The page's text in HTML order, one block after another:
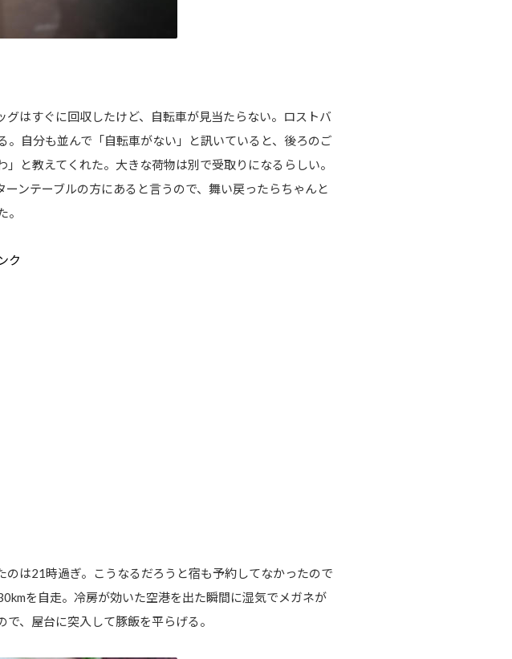
はすぐに回収したけど、自転車が見当たらない。ロストバ
自分も並んで「自転車がない」と訊いていると、後ろのご
と教えてくれた。大きな荷物は別で受取りになるらしい。
ンテーブルの方にあると言うので、舞い戻ったらちゃんと
ク
は21時過ぎ。こうなるだろうと宿も予約してなかったので
を自走。冷房が効いた空港を出た瞬間に湿気でメガネが
、屋台に突入して豚飯を平らげる。